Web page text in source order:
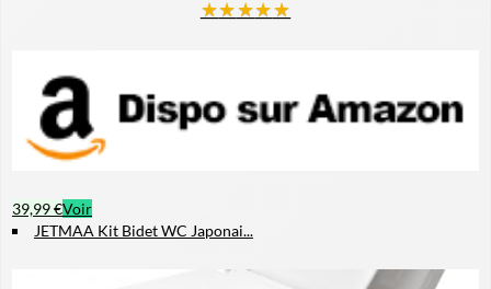
★★★★★
39,99 €Voir
JETMAA Kit Bidet WC Japonai...